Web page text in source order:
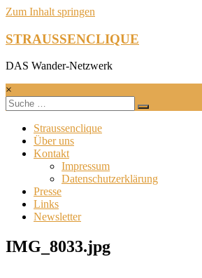
Zum Inhalt springen
STRAUSSENCLIQUE
DAS Wander-Netzwerk
×
Straussenclique
Über uns
Kontakt
Impressum
Datenschutzerklärung
Presse
Links
Newsletter
IMG_8033.jpg